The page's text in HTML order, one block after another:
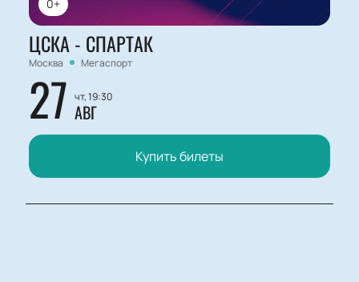
0+
ЦСКА - СПАРТАК
Москва Мегаспорт
27 чт, 19:30
АВГ
Купить билеты